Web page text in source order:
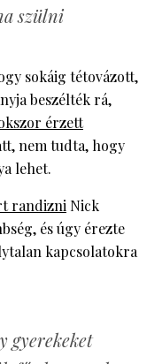
szülni
sokáig tétovázott,
beszélték rá,
érzett
nem tudta, hogy
lehet.
randizni Nick
és úgy érezte
kapcsolatokra
gyerekeket